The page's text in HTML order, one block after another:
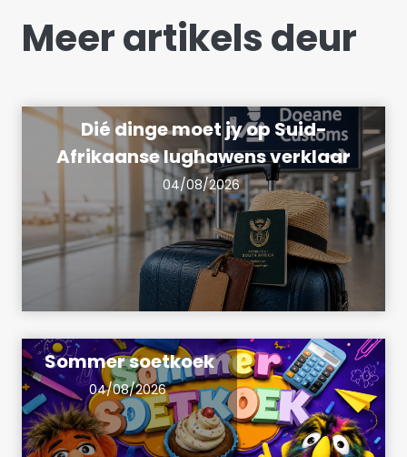
Meer artikels deur
Dié dinge moet jy op Suid-
Afrikaanse lughawens verklaar
04/08/2026
Sommer soetkoek
04/08/2026